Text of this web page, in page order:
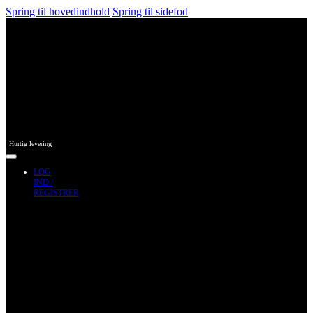
Spring til hovedindhold Spring til sidefod
Hurtig levering
LOG
IND /
REGISTRER